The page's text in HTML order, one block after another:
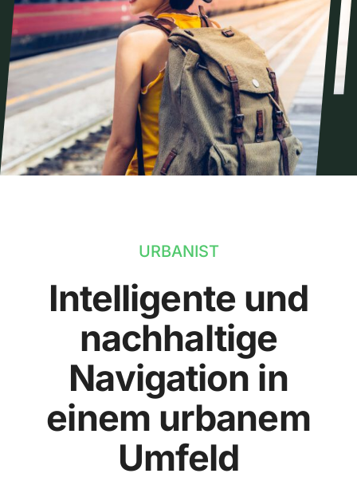
URBANIST
Intelligente und
nachhaltige
Navigation in
einem urbanem
Umfeld